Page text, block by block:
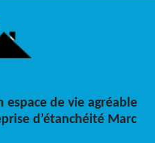
de vie agréable
d’étanchéité Marc